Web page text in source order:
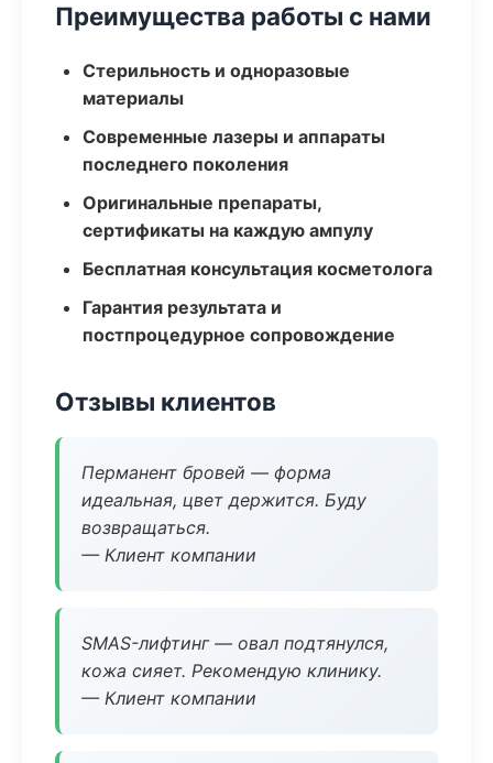
Преимущества работы с нами
Стерильность и одноразовые
материалы
Современные лазеры и аппараты
последнего поколения
Оригинальные препараты,
сертификаты на каждую ампулу
Бесплатная консультация косметолога
Гарантия результата и
постпроцедурное сопровождение
Отзывы клиентов
Перманент бровей — форма
идеальная, цвет держится. Буду
возвращаться.
— Клиент компании
SMAS-лифтинг — овал подтянулся,
кожа сияет. Рекомендую клинику.
— Клиент компании